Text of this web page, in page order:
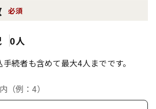
必須
0人
続者も含めて最大4人までです。
（例：4）